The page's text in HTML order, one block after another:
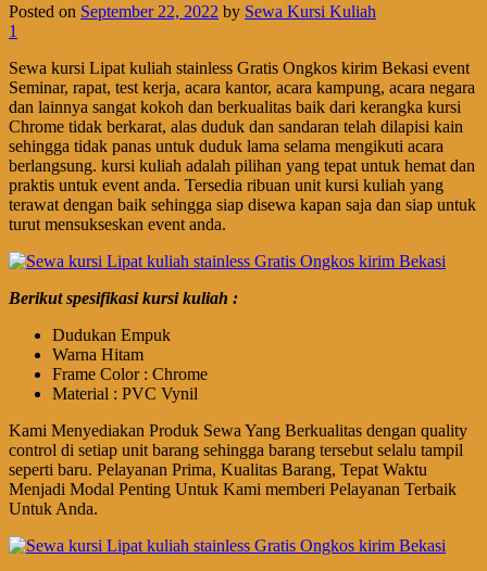
Posted on September 22, 2022 by Sewa Kursi Kuliah
1
Sewa kursi Lipat kuliah stainless Gratis Ongkos kirim Bekasi event
Seminar, rapat, test kerja, acara kantor, acara kampung, acara negara
dan lainnya sangat kokoh dan berkualitas baik dari kerangka kursi
Chrome tidak berkarat, alas duduk dan sandaran telah dilapisi kain
sehingga tidak panas untuk duduk lama selama mengikuti acara
berlangsung. kursi kuliah adalah pilihan yang tepat untuk hemat dan
praktis untuk event anda. Tersedia ribuan unit kursi kuliah yang
terawat dengan baik sehingga siap disewa kapan saja dan siap untuk
turut mensukseskan event anda.
Berikut spesifikasi kursi kuliah :
Dudukan Empuk
Warna Hitam
Frame Color : Chrome
Material : PVC Vynil
Kami Menyediakan Produk Sewa Yang Berkualitas dengan quality
control di setiap unit barang sehingga barang tersebut selalu tampil
seperti baru. Pelayanan Prima, Kualitas Barang, Tepat Waktu
Menjadi Modal Penting Untuk Kami memberi Pelayanan Terbaik
Untuk Anda.